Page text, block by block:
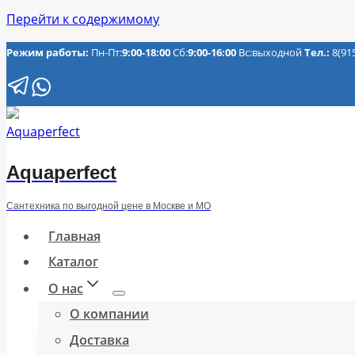
Перейти к содержимому
Режим работы: Пн-Пт:9:00-18:00Сб:9:00-16:00 Вс:выходнойТел.:
Aquaperfect
Сантехника по выгодной цене в Москве и МО
Главная
Каталог
О нас
О компании
Доставка